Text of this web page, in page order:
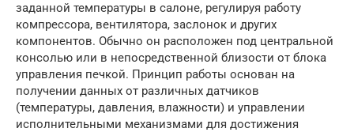
заданной температуры в салоне, регулируя работу
компрессора, вентилятора, заслонок и других
компонентов. Обычно он расположен под центральной
консолью или в непосредственной близости от блока
управления печкой. Принцип работы основан на
получении данных от различных датчиков
(температуры, давления, влажности) и управлении
исполнительными механизмами для достижения